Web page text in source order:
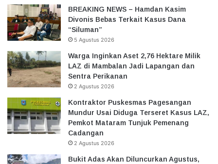
BREAKING NEWS – Hamdan Kasim
Divonis Bebas Terkait Kasus Dana
“Siluman”
5 Agustus 2026
Warga Inginkan Aset 2,76 Hektare Milik
LAZ di Mambalan Jadi Lapangan dan
Sentra Perikanan
2 Agustus 2026
Kontraktor Puskesmas Pagesangan
Mundur Usai Diduga Terseret Kasus LAZ,
Pemkot Mataram Tunjuk Pemenang
Cadangan
2 Agustus 2026
Bukit Adas Akan Diluncurkan Agustus,